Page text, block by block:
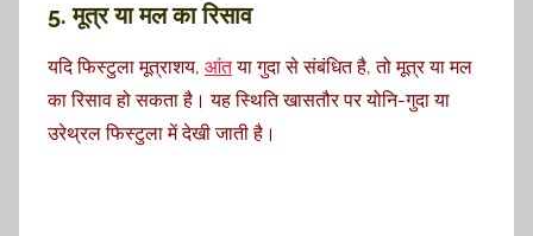
5. मूत्र या मल का रिसाव
यदि फिस्टुला मूत्राशय, आंतया गुदा से संबंधित है, तो मूत्र या मल
का रिसाव हो सकता है। यह स्थिति खासतौर पर योनि-गुदा या
उरेथ्रल फिस्टुला में देखी जाती है।